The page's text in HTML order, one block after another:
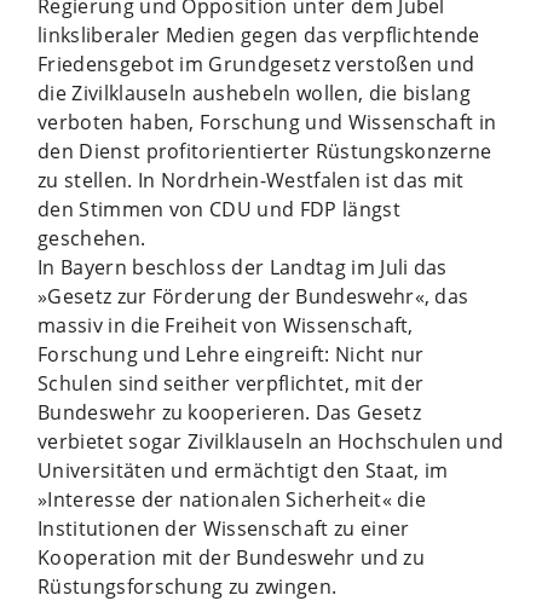
Regierung und Opposition unter dem Jubel
linksliberaler Medien gegen das verpflichtende
Friedensgebot im Grundgesetz verstoßen und
die Zivilklauseln aushebeln wollen, die bislang
verboten haben, Forschung und Wissenschaft in
den Dienst profitorientierter Rüstungskonzerne
zu stellen. In Nordrhein-Westfalen ist das mit
den Stimmen von CDU und FDP längst
geschehen.
In Bayern beschloss der Landtag im Juli das
»Gesetz zur Förderung der Bundeswehr«, das
massiv in die Freiheit von Wissenschaft,
Forschung und Lehre eingreift: Nicht nur
Schulen sind seither verpflichtet, mit der
Bundeswehr zu kooperieren. Das Gesetz
verbietet sogar Zivilklauseln an Hochschulen und
Universitäten und ermächtigt den Staat, im
»Interesse der nationalen Sicherheit« die
Institutionen der Wissenschaft zu einer
Kooperation mit der Bundeswehr und zu
Rüstungsforschung zu zwingen.